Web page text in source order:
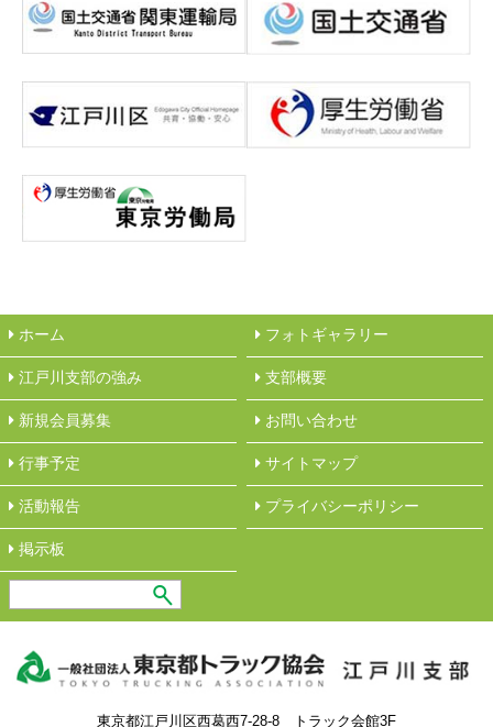
ホーム
江戸川支部の強み
新規会員募集
行事予定
活動報告
︎掲示板
フォトギャラリー
︎支部概要
︎お問い合わせ
サイトマップ
︎プライバシーポリシー
東京都江戸川区西葛西7-28-8 トラック会館3F